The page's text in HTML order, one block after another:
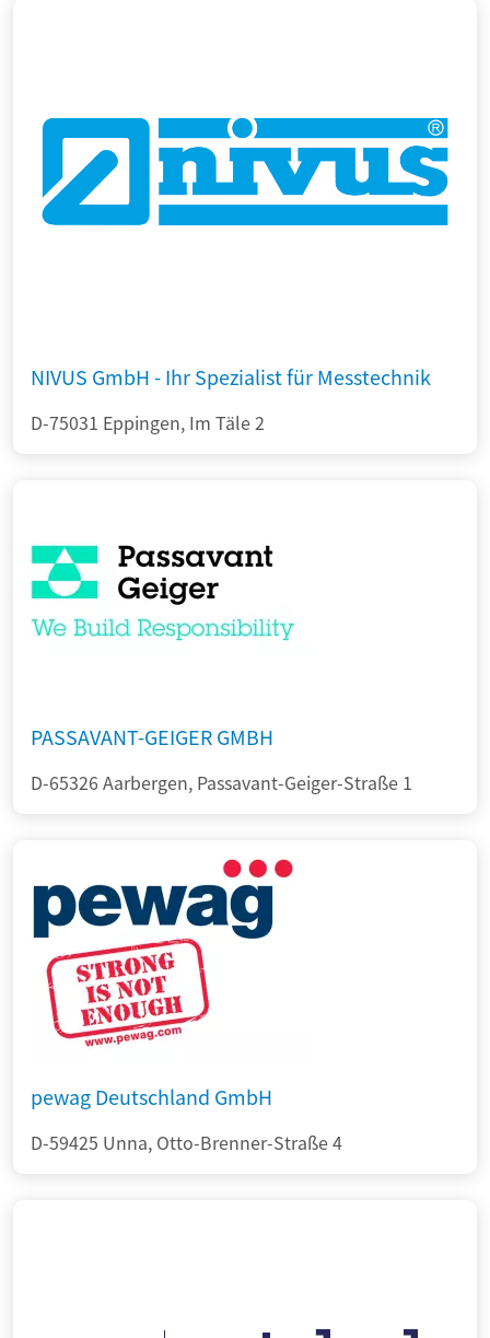
NIVUS GmbH - Ihr Spezialist für Messtechnik
D-75031 Eppingen, Im Täle 2
PASSAVANT-GEIGER GMBH
D-65326 Aarbergen, Passavant-Geiger-Straße 1
pewag Deutschland GmbH
D-59425 Unna, Otto-Brenner-Straße 4